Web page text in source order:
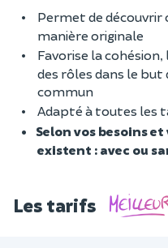
Permet de découvrir
manière originale
Favorise la
des rôles dans le
commun
Adapté à toutes les
Selon vos besoins
existent : avec ou
Les tarifs